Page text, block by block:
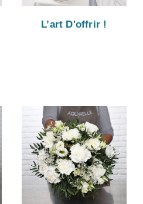
L’art D'offrir !